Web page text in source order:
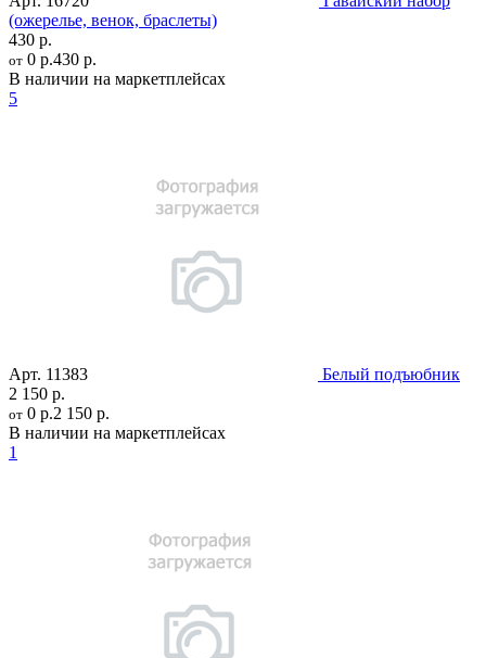
(ожерелье, венок, браслеты)
430 р.
от 0 р.430 р.
В наличии на маркетплейсах
5
Арт. 11383
Белый подъюбник
2 150 р.
от 0 р.2 150 р.
В наличии на маркетплейсах
1